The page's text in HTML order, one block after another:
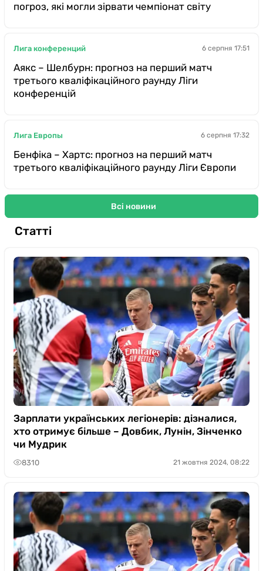
погроз, які могли зірвати чемпіонат світу
Лига конференций 6 серпня 17:51
Аякс – Шелбурн: прогноз на перший матч
третього кваліфікаційного раунду Ліги
конференцій
Лига Европы 6 серпня 17:32
Бенфіка – Хартс: прогноз на перший матч
третього кваліфікаційного раунду Ліги Європи
Всі новини
Статті
Зарплати українських легіонерів: дізналися,
хто отримує більше – Довбик, Лунін, Зінченко
чи Мудрик
8310 21 жовтня 2024, 08:22